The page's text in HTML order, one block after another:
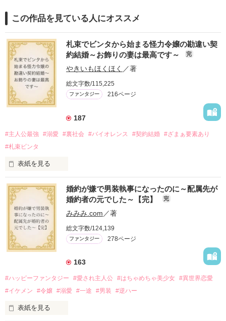
この作品を見ている人にオススメ
札束でビンタから始まる怪力令嬢の勘違い契
約結婚～お飾りの妻は最高です～
完
やきいもほくほく ／著
総文字数/115,225
ファンタジー 216ページ
187
#主人公最強 #溺愛 #裏社会 #バイオレンス #契約結婚 #ざまぁ要素あり
#札束ビンタ
表紙を見る
かつては英雄と呼ばれた父は事業で失敗ばかり。
そのせいで極貧生活を送るオリヴィア・ディルムーンは、母が
倒れたことをきっかけに娼婦になり稼ごうと屋敷を飛び出し
た。
娼館（たぶん）の店主は札束でビンタしてくる謎の男。
金と引き換えに雇われたと思いきや……契約結婚だった！？
裏社会を牛耳るロベールは仮面をつけており、謎が多いが幸せ
な結婚生活を満喫中。
そこでロベールを慕うアリスに一方的に敵視され、嫌がらせを
勘違いから始まる初夜騒動に危険ばかりの血まみれ新婚生活。
婚約が嫌で男装執事になったのに～配属先が
婚約者の元でした～【完】
完
みみみ.com ／著
総文字数/124,139
ファンタジー 278ページ
163
#ハッピーファンタジー #愛され主人公 #はちゃめちゃ美少女 #異世界恋愛
#イケメン
#令嬢 #溺愛 #一途 #男装 #逆ハー
表紙を見る